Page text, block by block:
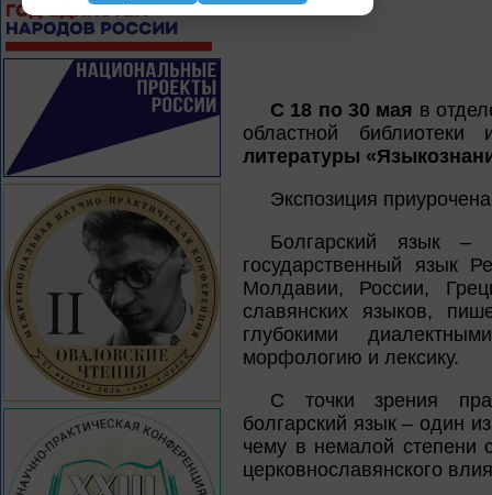
С 18 по 30 мая в
областной
литературы
Экспозиция
Болгарский язык –
государственный язык
Молдавии, России,
славянских языков,
глубокими
морфологию и лексику.
С точки зрения
болгарский язык – один
чему в немалой степени
церковнославянского